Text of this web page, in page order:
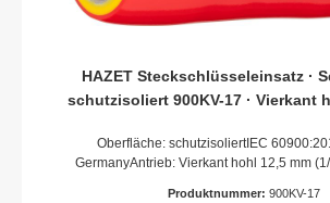
HAZET Steckschlüsseleinsatz ·
schutzisoliert 900KV-17 · Vierkant
mm
Oberfläche: schutzisoliertIEC
GermanyAntrieb: Vierkant hohl 12,5 mm
Produktnummer: 900KV-17